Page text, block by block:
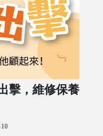
擊，維修保養